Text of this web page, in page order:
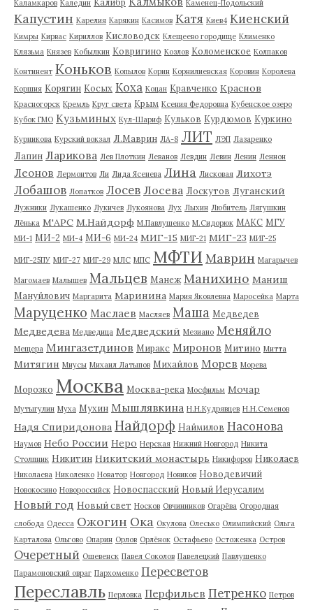
Каламкаров Каледин Каменец-Подольский
Капустин Карелия Карякин Касимов Катя Киев4 Киенский
Кимры Кирвас Кириллов Кисловодск Клещеево городище Клименко
Клязьма Князев Кобылкин Ковригино Козлов Коломенское Колпаков
Континент Коньков Копылов Корин Корнилиевская Коровин Королева
Коршия Корягин Косых Коха Коцан Кравченко Краснов
Красногорск Кремль Круг света Крым Ксения Федоровна Кубенское озеро
Кубок ГМО Кузьминых Кул-Шариф Кульков Курдюмов Куркино
Курникова Курский вокзал Л.Маврин ЛА-8 ЛИТ ЛЭП Лазаренко
Лапин Ларикова Лев Плоткин Леванов Левдин Левин Ленин Леннон
Леонов Лермонтов Ли Лида Ясенева Лина Лисковая Лихотэ
Лобашов Лопатков Лосев Лосева Лоскутов Луганский
Лужники Лукашенко Лукичев Лукоянова Лух Лыхин Любитель Лягушкин
Лёнька М'АРС М.Найдорф М.Павлушенко М.Сидорюк МАКС МГУ
МИ-1 МИ-2 МИ-4 МИ-6 МИ-24 МИГ-15 МИГ-21 МИГ-23 МИГ-25
МИГ-25ПУ МИГ-27 МИГ-29 МЛС МПС МФТИ Маврин Магарычев
Магомаев Малышев Мальцев Манеж Манихино Маниш
Мануйлович Маргарита Маринина Мария Яковлевна Маросейка Марта
Маруценко Маслаев Масляев Маша Медведев
Медведева Медведица Медведский Мезиано Меняйло
Мещера Мингазетдинов Миракс Миронов Митино Митта
Митягин Миусы Михаил Латыпов Михайлов Морев Морева
Морозко Москва Москва-река Мосфильм Мочар
Мутыгулин Муха Мухин Мышлявкина Н.Н.Кудрявцев Н.Н.Семенов
Надя Спиридонова Найдорф Наймилов Насонова
Наумов Небо России Неро Нерская Нижний Новгород Никита
Столпник Никитин Никитский монастырь Никифоров Николаев
Николаева Николенко Новатор Новгород Новиков Новодевичий
Новокосино Новороссийск Новоспасский Новый Иерусалим
Новый год Новый свет Носков Овчинников Огарёва Огородная
слобода Одесса Ожогин Ока Окулова Олесько Олимпийский Ольга
Карталова Ольгово Опарин Орлов Орлёнок Остафьево Остоженка Остров
Очеретный Ошевенск Павел Соколов Павелецкий Павлушенко
Парамоновский овраг Пархоменко Пересветов
Переславль Перловка Перфильев Петренко Петров